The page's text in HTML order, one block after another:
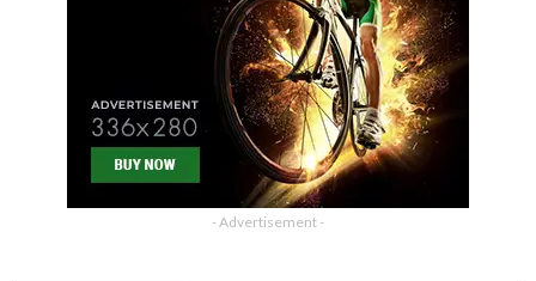
- Advertisement -